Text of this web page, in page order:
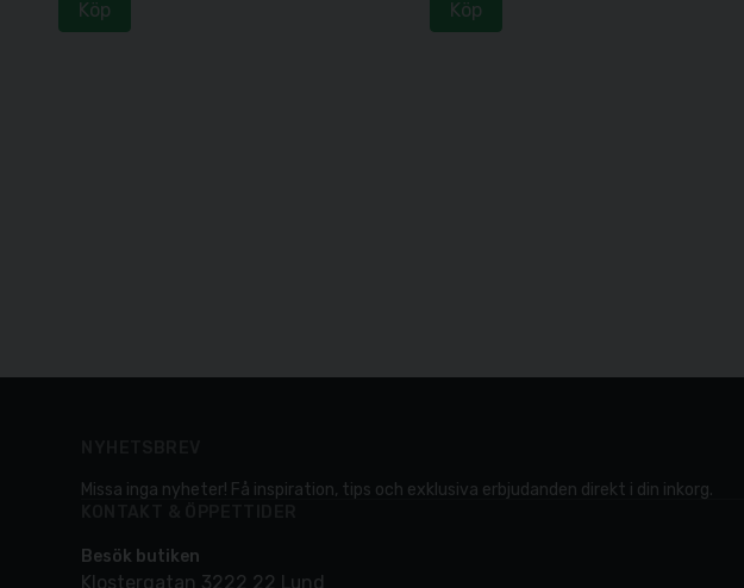
Köp Köp
Missa inga nyheter! Få inspiration, tips och exklusiva erbjudanden direkt i din inkorg.
Besök butiken
Klostergatan 3222 22 Lund